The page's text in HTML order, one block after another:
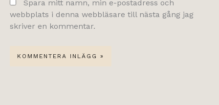
Spara mitt namn, min e-postadress och
webbplats i denna webbläsare till nästa gång jag
skriver en kommentar.